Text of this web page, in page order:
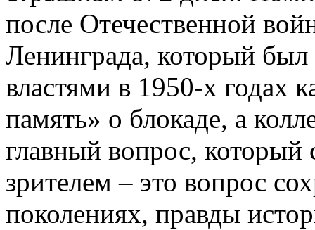
после Отечественной
Ленинграда, который
властями в 1950-х годах
память» о блокаде, а
главный вопрос, который
зрителем – это вопрос
поколениях, правды